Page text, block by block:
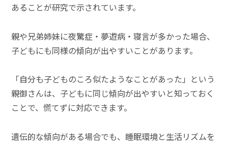
あることが研究で示されています。
親や兄弟姉妹に夜驚症・夢遊病・寝言が多かった場合、
子どもにも同様の傾向が出やすいことがあります。
「自分も子どものころ似たようなことがあった」という
親御さんは、子どもに同じ傾向が出やすいと知っておく
ことで、慌てずに対応できます。
遺伝的な傾向がある場合でも、睡眠環境と生活リズムを